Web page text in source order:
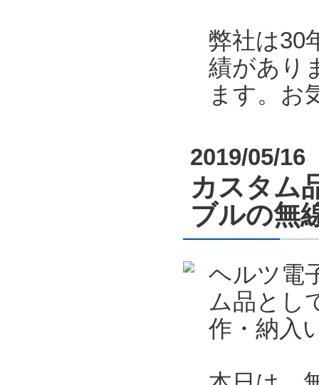
弊社は30
績があり
ます。お
2019/05/16
カスタム
ブルの無
ヘルツ電
ム品とし
作・納入